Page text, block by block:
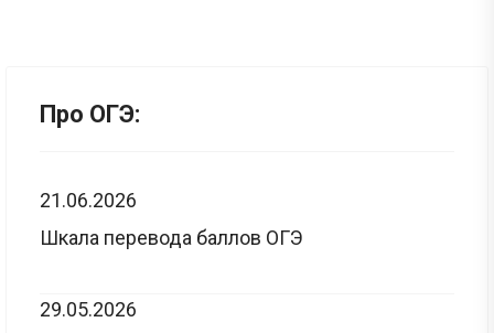
Про ОГЭ:
21.06.2026
Шкала перевода баллов ОГЭ
29.05.2026